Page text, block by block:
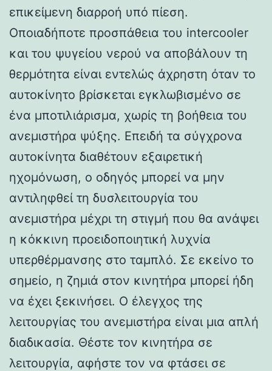
επικείμενη διαρροή υπό πίεση.
Οποιαδήποτε προσπάθεια του intercooler
και του ψυγείου νερού να αποβάλουν τη
θερμότητα είναι εντελώς άχρηστη όταν το
αυτοκίνητο βρίσκεται εγκλωβισμένο σε
ένα μποτιλιάρισμα, χωρίς τη βοήθεια του
ανεμιστήρα ψύξης. Επειδή τα σύγχρονα
αυτοκίνητα διαθέτουν εξαιρετική
ηχομόνωση, ο οδηγός μπορεί να μην
αντιληφθεί τη δυσλειτουργία του
ανεμιστήρα μέχρι τη στιγμή που θα ανάψει
η κόκκινη προειδοποιητική λυχνία
υπερθέρμανσης στο ταμπλό. Σε εκείνο το
σημείο, η ζημιά στον κινητήρα μπορεί ήδη
να έχει ξεκινήσει. Ο έλεγχος της
λειτουργίας του ανεμιστήρα είναι μια απλή
διαδικασία. Θέστε τον κινητήρα σε
λειτουργία, αφήστε τον να φτάσει σε